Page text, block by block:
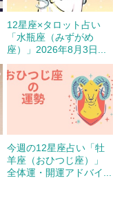
12星座×タロット占い
「水瓶座（みずがめ
座）」2026年8月3日...
今週の12星座占い「牡
羊座（おひつじ座）」
全体運・開運アドバイ...